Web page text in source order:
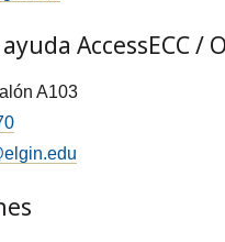
AccessECC /
A103